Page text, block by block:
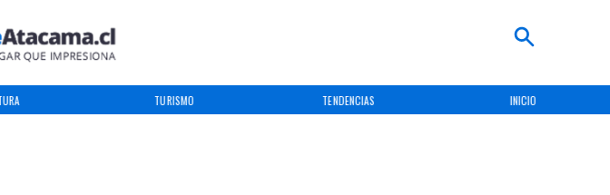
TURISMO TENDENCIAS INICIO